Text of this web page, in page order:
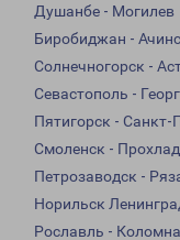
Душанбе - Могилев
Биробиджан -
Солнечногорск -
Севастополь -
Пятигорск - Санкт-
Смоленск -
Петрозаводск -
Норильск
Рославль - Коломна